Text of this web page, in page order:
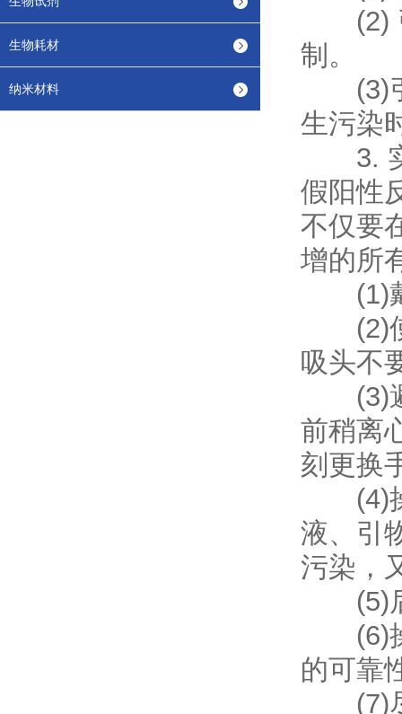
生物耗材
纳米材料
(2) 引
制。
(3)引
生污染
3. 实
假阳性
不仅要
增的所
(1)戴
(2)使
吸头不
(3)避
前稍离
刻更换
(4)操
液、引
污染，
(5)后
(6)操
的可靠
(7)尽